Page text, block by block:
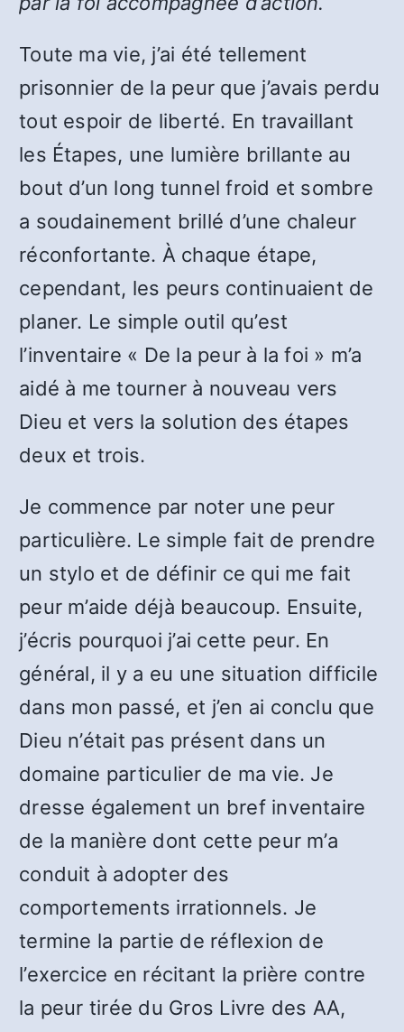
Toute ma vie, j’ai été tellement
prisonnier de la peur que j’avais perdu
tout espoir de liberté. En travaillant
les Étapes, une lumière brillante au
bout d’un long tunnel froid et sombre
a soudainement brillé d’une chaleur
réconfortante. À chaque étape,
cependant, les peurs continuaient de
planer. Le simple outil qu’est
l’inventaire « De la peur à la foi » m’a
aidé à me tourner à nouveau vers
Dieu et vers la solution des étapes
deux et trois.
Je commence par noter une peur
particulière. Le simple fait de prendre
un stylo et de définir ce qui me fait
peur m’aide déjà beaucoup. Ensuite,
j’écris pourquoi j’ai cette peur. En
général, il y a eu une situation difficile
dans mon passé, et j’en ai conclu que
Dieu n’était pas présent dans un
domaine particulier de ma vie. Je
dresse également un bref inventaire
de la manière dont cette peur m’a
conduit à adopter des
comportements irrationnels. Je
termine la partie de réflexion de
l’exercice en récitant la prière contre
la peur tirée du Gros Livre des AA,